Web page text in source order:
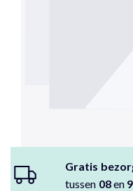
Gratis
tussen 08en